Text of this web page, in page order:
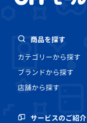
商品を探す
カテゴリーから探す
ブランドから探す
店舗から探す
サービスのご紹介